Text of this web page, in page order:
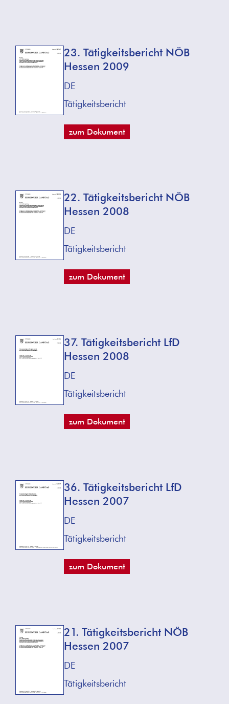
23. Tätigkeitsbericht NÖB
Hessen 2009
DE
Tätigkeitsbericht
zum Dokument
22. Tätigkeitsbericht NÖB
Hessen 2008
DE
Tätigkeitsbericht
zum Dokument
37. Tätigkeitsbericht LfD
Hessen 2008
DE
Tätigkeitsbericht
zum Dokument
36. Tätigkeitsbericht LfD
Hessen 2007
DE
Tätigkeitsbericht
zum Dokument
21. Tätigkeitsbericht NÖB
Hessen 2007
DE
Tätigkeitsbericht